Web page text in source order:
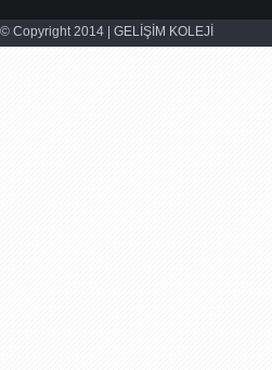
© Copyright 2014 | GELİŞİM KOLEJİ